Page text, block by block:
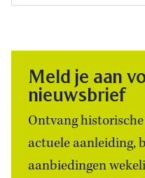
Meld je aan
nieuwsbrief
Ontvang
actuele aanleiding,
aanbiedingen